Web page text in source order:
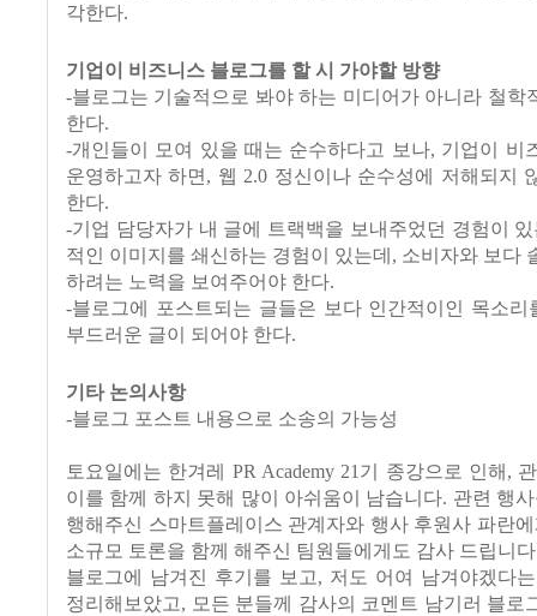
각한다.
기업이 비즈니스 블로그를 할 시 가야할 방향
-블로그는 기술적으로 봐야 하는 미디어가 아니라 철학
한다.
-개인들이 모여 있을 때는 순수하다고 보나, 기업이 비
운영하고자 하면, 웹 2.0 정신이나 순수성에 저해되지
한다.
-기업 담당자가 내 글에 트랙백을 보내주었던 경험이
적인 이미지를 쇄신하는 경험이 있는데, 소비자와 보다
하려는 노력을 보여주어야 한다.
-블로그에 포스트되는 글들은 보다 인간적이인 목소
부드러운 글이 되어야 한다.
기타 논의사항
-블로그 포스트 내용으로 소송의 가능성
토요일에는 한겨레 PR Academy 21기 종강으로 인해,
이를 함께 하지 못해 많이 아쉬움이 남습니다. 관련 행
행해주신 스마트플레이스 관계자와 행사 후원사 파란
소규모 토론을 함께 해주신 팀원들에게도 감사 드립니
블로그에 남겨진 후기를 보고, 저도 어여 남겨야겠다
정리해보았고, 모든 분들께 감사의 코멘트 남기러 블로